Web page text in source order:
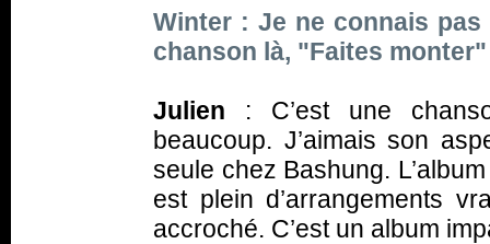
Winter : Je ne connais
chanson là, "Faites
Julien : C’est une
beaucoup. J’aimais son
seule chez Bashung.
est plein d’arrangements
accroché. C’est un album